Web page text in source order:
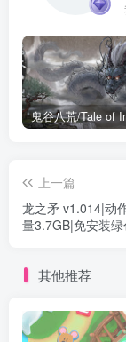
上一篇
龙之矛 v1.014|动
量3.7GB|免安装
其他推荐